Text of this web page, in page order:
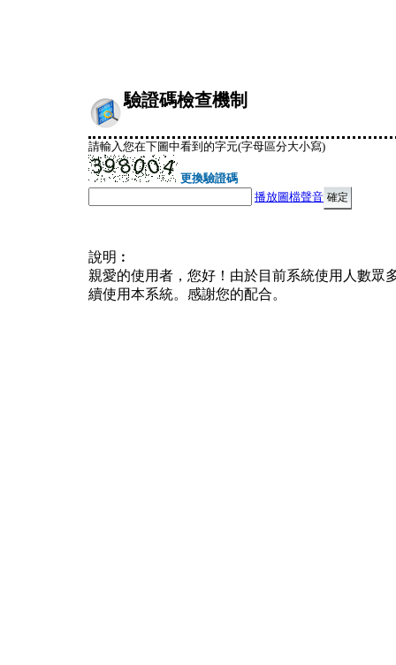
驗證碼檢查機制
請輸入您在下圖中看到的字元(字母區分大小寫)
更換驗證碼
播放圖檔聲音
說明︰
親愛的使用者，您好！由於目前系統使用人數眾
續使用本系統。感謝您的配合。